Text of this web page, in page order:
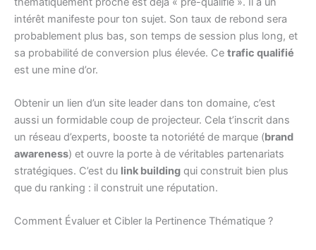
intérêt manifeste pour ton sujet. Son taux de rebond sera
probablement plus bas, son temps de session plus long, et
sa probabilité de conversion plus élevée. Ce trafic qualifié
est une mine d’or.
Obtenir un lien d’un site leader dans ton domaine, c’est
aussi un formidable coup de projecteur. Cela t’inscrit dans
un réseau d’experts, booste ta notoriété de marque (brand
awareness) et ouvre la porte à de véritables partenariats
stratégiques. C’est du link building qui construit bien plus
que du ranking : il construit une réputation.
Comment Évaluer et Cibler la Pertinence Thématique ?